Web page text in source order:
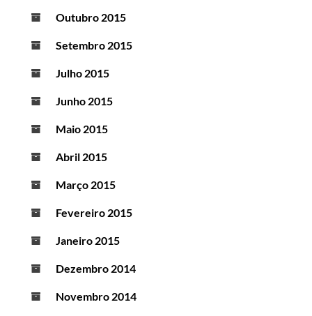
Outubro 2015
Setembro 2015
Julho 2015
Junho 2015
Maio 2015
Abril 2015
Março 2015
Fevereiro 2015
Janeiro 2015
Dezembro 2014
Novembro 2014